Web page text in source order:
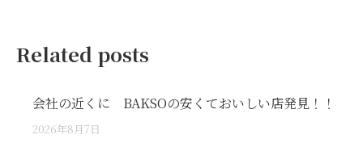
Related posts
会社の近くに BAKSOの安くておいしい店発見！！
2026年8月7日